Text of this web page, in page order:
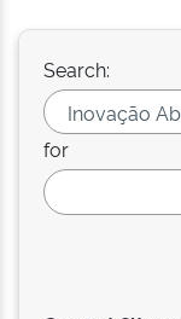
Search:
for